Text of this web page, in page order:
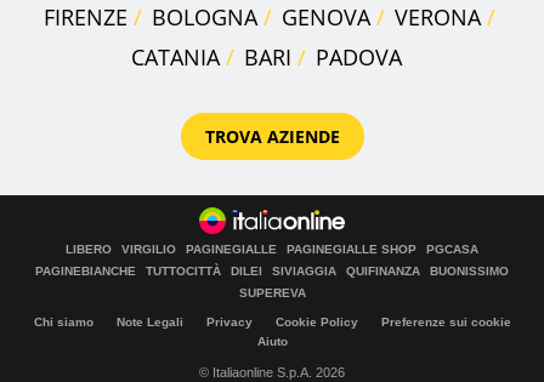
FIRENZE
BOLOGNA GENOVA
VERONA
CATANIA
BARI PADOVA
TROVA AZIENDE
LIBERO VIRGILIO PAGINEGIALLE PAGINEGIALLE SHOP
PGCASA
PAGINEBIANCHE
TUTTOCITTÀ DILEI SIVIAGGIA QUIFINANZA
BUONISSIMO
SUPEREVA
Chi siamo Note Legali Privacy Cookie Policy
Preferenze sui cookie
Aiuto
© Italiaonline S.p.A. 2026